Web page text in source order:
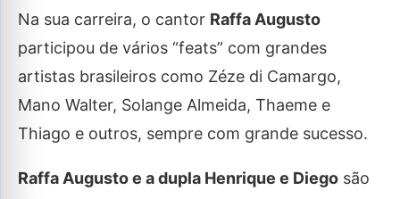
Na sua carreira, o cantor Raffa Augusto
participou de vários “feats” com grandes
artistas brasileiros como Zéze di Camargo,
Mano Walter, Solange Almeida, Thaeme e
Thiago e outros, sempre com grande sucesso.
Raffa Augusto e a dupla Henrique e Diego são